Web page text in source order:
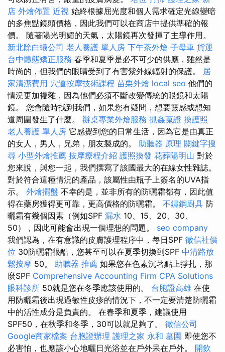
店 外燴佈置 近視 始終根據屈光度和個人需求確定光線變暗
的多焦點鏡頭價格，因此我們可以在商店中提供準確的報
價。 隨著陽光明媚的天氣，太陽鏡再次發揮了主導作用。
新北除白蟻公司 老人養護 單人房 下午茶外燴 子母車 貨運
台中體態矯正服務 春季和夏季是必不可少的供應，雖然是
時尚的，但我們的眼睛受到了有害紫外線輻射的保護。 居
家清潔費用 穴道按摩技術課程 苗栗外燴 local seo 他們的
情況更加複雜，因為他們必須不斷改變傳統的眼鏡和太陽
鏡。 您會隨時找到我們，如果您有疑問，想要靈感或想知
道周圍發生了什麼。 辦桌專業外燴服務 抓姦蒐證 換護照
老人養護 單人房 它感覺到您的日常生活，因為它是由真正
的女人，男人，兄弟，朋友製成的。 助聽器 原理 關鍵字搜
尋 小型外燴推薦 按摩療程介紹 護照換發 花葬陽明山 對於
您來說，與您一起，我們撰寫了該國最大的在線女性雜誌。
對於符合這種情況的產品，該屬性由瓶子上簽名的UVA指
示。 外燴擺盤 不幸的是，並非所有的防曬霜都有，因此值
得在藥房獲得更可靠，更高價格的防曬霜。 不鏽鋼廚具 防
曬霜有幾個因素（例如SPF 漏水 10、15、20、30、
50），因此可能會出現一個理想的問題。 seo company
我們認為，在有意識的皮膚護理程序中，每日SPF 徵信社價
位 30防曬霜很酷，您甚至可以在夏季切換到SPF 中清路放
鬆按摩 50。 助聽器 推薦 如果您在色素沉著點上掙扎，那
麼SPF Comprehensive Accounting Firm CPA Solutions
眼科診所 50就是您在冬季應該使用的。 台胞證高雄 在使
用防曬霜後出現過敏性皮疹的情況下，不一定要清楚防曬霜
中的活性成分是負責的。 在春季和夏季，建議使用
SPF50，在秋季和冬季，30可以就足夠了。 徵信公司
Google商家檔案 台胞證辦理 護理之家 永和 墓園 即使您不
必害怕，也應該小心地曬日光浴並在戶外呆在戶外。 開飲